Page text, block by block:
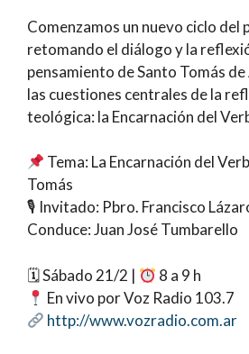
Comenzamos un nuevo ciclo del
retomando el diálogo y la
pensamiento de Santo Tomás
las cuestiones centrales de la
teológica: la Encarnación del
Tema: La Encarnación del
Tomás
🎙 Invitado: Pbro. Francisco
Conduce: Juan José Tumbarello
🗓 Sábado 21/2 |
8 a 9 h
En vivo por Voz Radio 103.7
http://www.vozradio.com.ar